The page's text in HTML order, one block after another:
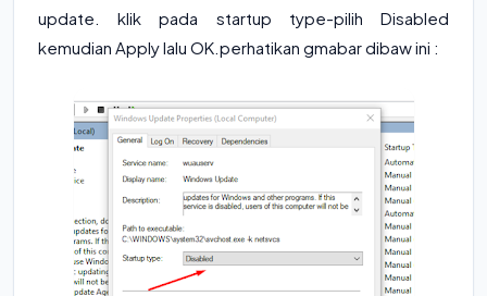
update. klik pada startup type-pilih Disabled
kemudian Apply lalu OK.perhatikan gmabar dibaw ini :